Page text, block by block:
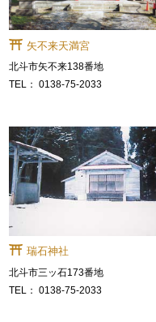
矢不来天満宮
北斗市矢不来138番地
0138-75-2033
瑞石神社
北斗市三ッ石173番地
0138-75-2033